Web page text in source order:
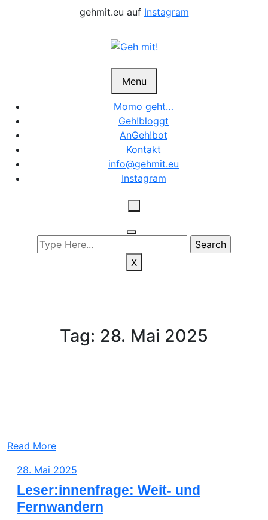
gehmit.eu auf Instagram
Menu
Momo geht…
Geh!bloggt
AnGeh!bot
Kontakt
info@gehmit.eu
Instagram
X
Tag: 28. Mai 2025
Read More
28. Mai 2025
2025
Leser:innenfrage: Weit- und
Fernwandern